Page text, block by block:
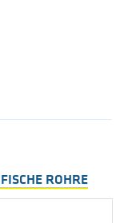
ROHRE